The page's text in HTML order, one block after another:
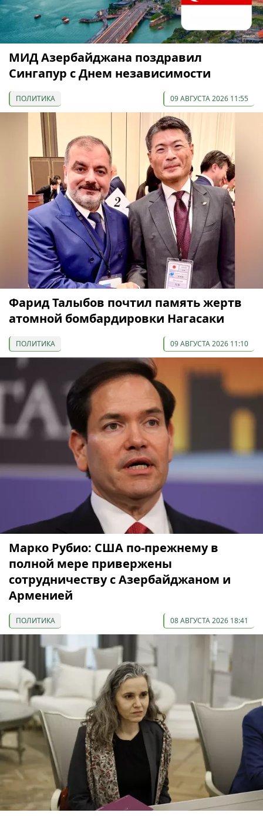
МИД Азербайджана поздравил
Сингапур с Днем независимости
ПОЛИТИКА 09 АВГУСТА 2026 11:55
Фарид Талыбов почтил память жертв
атомной бомбардировки Нагасаки
ПОЛИТИКА 09 АВГУСТА 2026 11:10
Марко Рубио: США по-прежнему в
полной мере привержены
сотрудничеству с Азербайджаном и
Арменией
ПОЛИТИКА 08 АВГУСТА 2026 18:41